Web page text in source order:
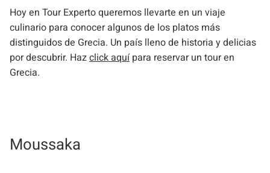
Hoy en Tour Experto queremos llevarte en un viaje
culinario para conocer algunos de los platos más
distinguidos de Grecia. Un país lleno de historia y delicias
por descubrir. Hazclick aquípara reservar un tour en
Grecia.
Moussaka